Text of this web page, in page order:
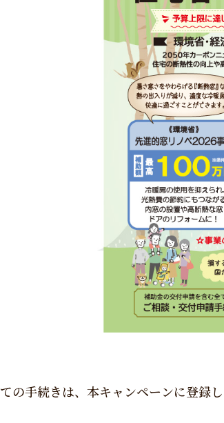
の手続きは、本キャンペーンに登録